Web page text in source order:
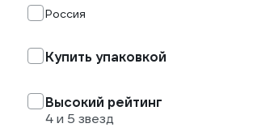
Россия
Купить упаковкой
Высокий рейтинг
4 и 5 звезд